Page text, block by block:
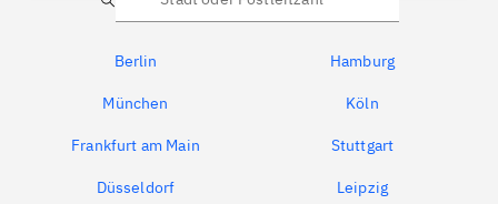
Suche
Berlin Hamburg
München Köln
Frankfurt am Main Stuttgart
Düsseldorf Leipzig